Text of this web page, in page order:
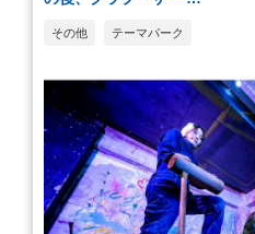
その他 テーマパーク